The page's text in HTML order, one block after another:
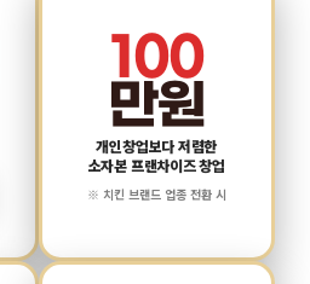
100
만원
개인창업보다 저렴한
소자본 프랜차이즈 창업
※ 치킨 브랜드 업종 전환 시